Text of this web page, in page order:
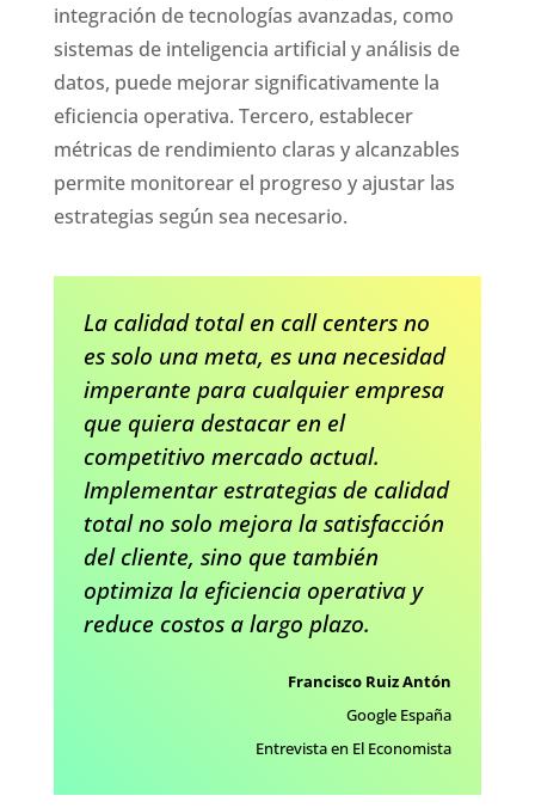
integración de tecnologías avanzadas, como
sistemas de inteligencia artificial y análisis de
datos, puede mejorar significativamente la
eficiencia operativa. Tercero, establecer
métricas de rendimiento claras y alcanzables
permite monitorear el progreso y ajustar las
estrategias según sea necesario.
La calidad total en call centers no
es solo una meta, es una necesidad
imperante para cualquier empresa
que quiera destacar en el
competitivo mercado actual.
Implementar estrategias de calidad
total no solo mejora la satisfacción
del cliente, sino que también
optimiza la eficiencia operativa y
reduce costos a largo plazo.
Francisco Ruiz Antón
Google España
Entrevista en El Economista